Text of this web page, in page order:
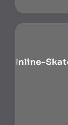
Inline-